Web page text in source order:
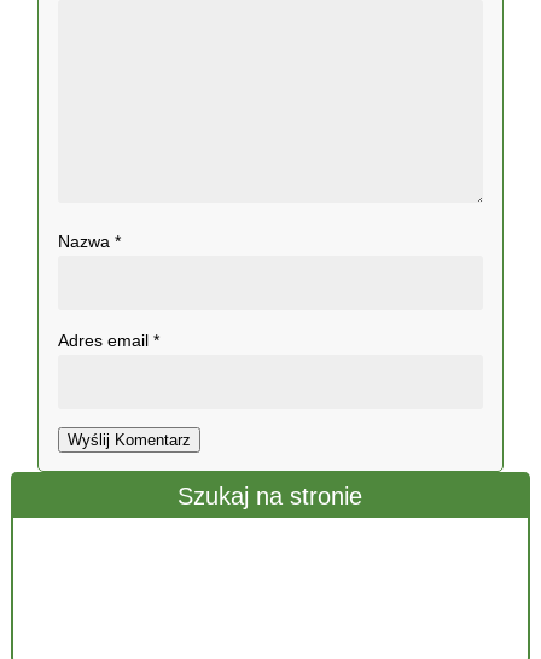
Szukaj na stronie
Nazwa*
Adres email*
Wyślij Komentarz